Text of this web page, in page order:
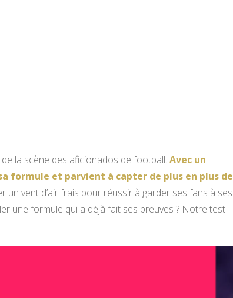
la scène des aficionados de football. Avec un
formule et parvient à capter de plus en plus de
un vent d’air frais pour réussir à garder ses fans à ses
une formule qui a déjà fait ses preuves ? Notre test